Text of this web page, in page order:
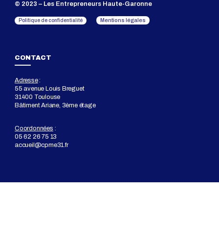
© 2023 – Les Entrepreneurs Haute-Garonne
Politique de confidentialité Mentions légales
CONTACT
Adresse:
55 avenue Louis Breguet
31400 Toulouse
Bâtiment Ariane, 3ème étage
Coordonnées :
05 62 26 75 13
accueil@cpme31.fr